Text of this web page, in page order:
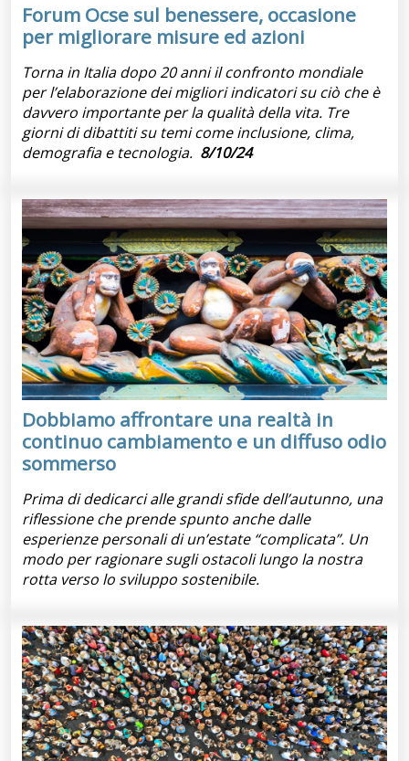
Forum Ocse sul benessere, occasione
per migliorare misure ed azioni
Torna in Italia dopo 20 anni il confronto mondiale
per l’elaborazione dei migliori indicatori su ciò che è
davvero importante per la qualità della vita. Tre
giorni di dibattiti su temi come inclusione, clima,
demografia e tecnologia. 8/10/24
Dobbiamo affrontare una realtà in
continuo cambiamento e un diffuso odio
sommerso
Prima di dedicarci alle grandi sfide dell’autunno, una
riflessione che prende spunto anche dalle
esperienze personali di un’estate “complicata”. Un
modo per ragionare sugli ostacoli lungo la nostra
rotta verso lo sviluppo sostenibile.